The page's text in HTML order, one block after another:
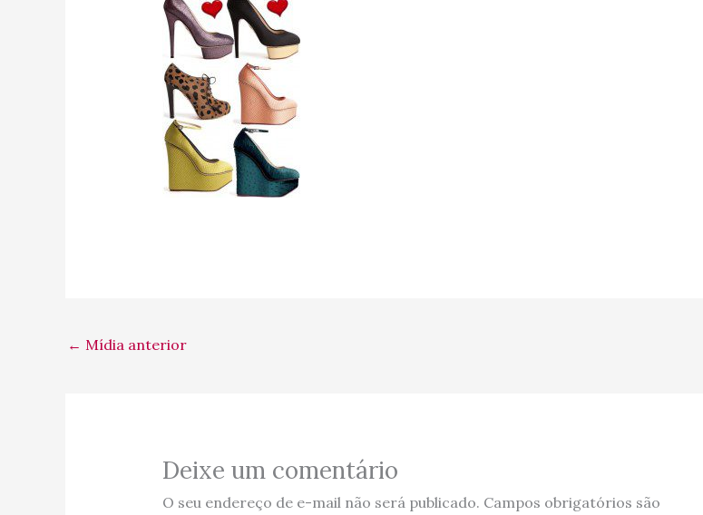
← Mídia anterior
Deixe um comentário
O seu endereço de e-mail não será publicado. Campos obrigatórios são